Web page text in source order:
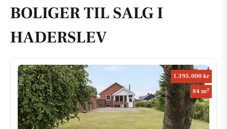
BOLIGER TIL SALG I
HADERSLEV
1.395.000 kr
84 m2